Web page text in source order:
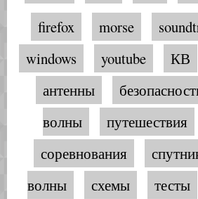
firefox morse
windows
youtube КВ
антенны
волны
путешествия
соревнования
волны
схемы тесты